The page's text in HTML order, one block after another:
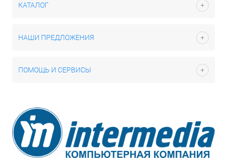
КАТАЛОГ
НАШИ ПРЕДЛОЖЕНИЯ
ПОМОЩЬ И СЕРВИСЫ